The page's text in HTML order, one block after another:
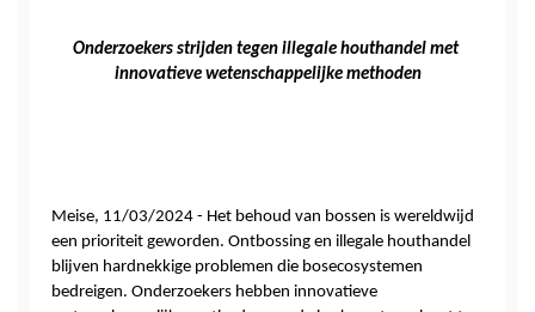
Onderzoekers strijden tegen illegale houthandel met
innovatieve wetenschappelijke methoden
Meise, 11/03/2024 - Het behoud van bossen is wereldwijd
een prioriteit geworden. Ontbossing en illegale houthandel
blijven hardnekkige problemen die bosecosystemen
bedreigen. Onderzoekers hebben innovatieve